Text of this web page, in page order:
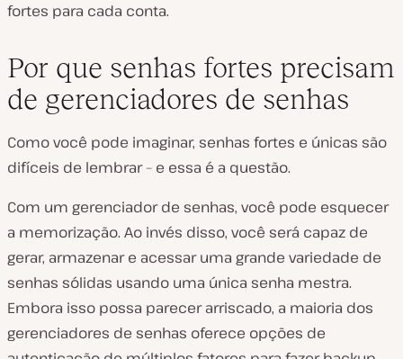
fortes para cada conta.
Por que senhas fortes precisam
de gerenciadores de senhas
Como você pode imaginar, senhas fortes e únicas são
difíceis de lembrar – e essa é a questão.
Com um gerenciador de senhas, você pode esquecer
a memorização. Ao invés disso, você será capaz de
gerar, armazenar e acessar uma grande variedade de
senhas sólidas usando uma única senha mestra.
Embora isso possa parecer arriscado, a maioria dos
gerenciadores de senhas oferece opções de